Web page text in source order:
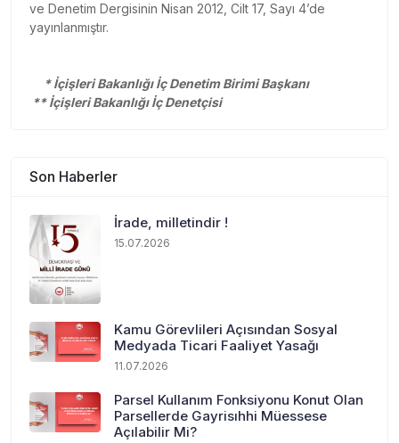
ve Denetim Dergisinin Nisan 2012, Cilt 17, Sayı 4’de
yayınlanmıştır.
* İçişleri Bakanlığı İç Denetim Birimi Başkanı
** İçişleri Bakanlığı İç Denetçisi
Son Haberler
İrade, milletindir !
15.07.2026
Kamu Görevlileri Açısından Sosyal
Medyada Ticari Faaliyet Yasağı
11.07.2026
Parsel Kullanım Fonksiyonu Konut Olan
Parsellerde Gayrisıhhi Müessese
Açılabilir Mi?